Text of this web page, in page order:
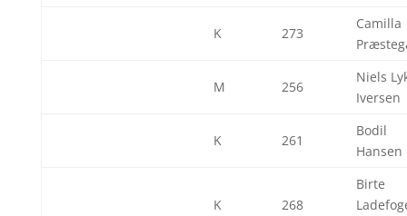
K 273
Camilla
M 256
Niels
Iversen
K 261
Bodil
Hansen
K 268
Birte